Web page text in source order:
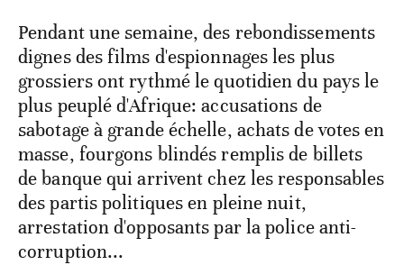
Pendant une semaine, des rebondissements
dignes des films d'espionnages les plus
grossiers ont rythmé le quotidien du pays le
plus peuplé d'Afrique: accusations de
sabotage à grande échelle, achats de votes en
masse, fourgons blindés remplis de billets
de banque qui arrivent chez les responsables
des partis politiques en pleine nuit,
arrestation d'opposants par la police anti-
corruption...